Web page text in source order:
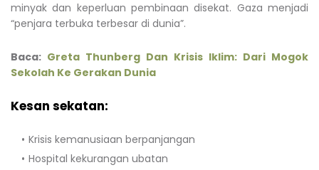
minyak dan keperluan pembinaan disekat. Gaza menjadi
“penjara terbuka terbesar di dunia”.
Baca: Greta Thunberg Dan Krisis Iklim: Dari Mogok
Sekolah Ke Gerakan Dunia
Kesan sekatan:
Krisis kemanusiaan berpanjangan
Hospital kekurangan ubatan